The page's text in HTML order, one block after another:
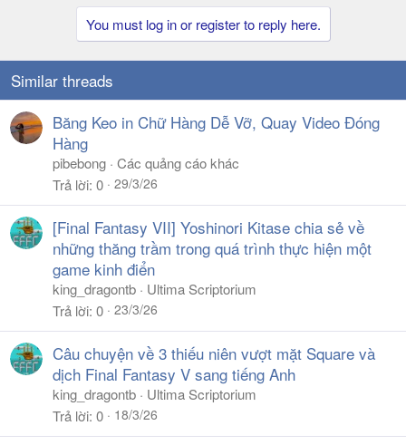
You must log in or register to reply here.
Similar threads
Băng Keo in Chữ Hàng Dễ Vỡ, Quay Video Đóng
Hàng
pibebong Các quảng cáo khác
Trả lời 0 29/3/26
[Final Fantasy VII] Yoshinori Kitase chia sẻ về
những thăng trầm trong quá trình thực hiện một
game kinh điển
king_dragontb
Ultima Scriptorium
Trả lời 0 23/3/26
Câu chuyện về 3 thiếu niên vượt mặt Square và
dịch Final Fantasy V sang tiếng Anh
king_dragontb
Ultima Scriptorium
Trả lời 0 18/3/26